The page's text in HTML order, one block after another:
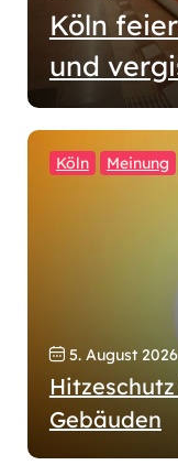
Köln
und
Köln Meinung
5. August 2026
Gebäuden